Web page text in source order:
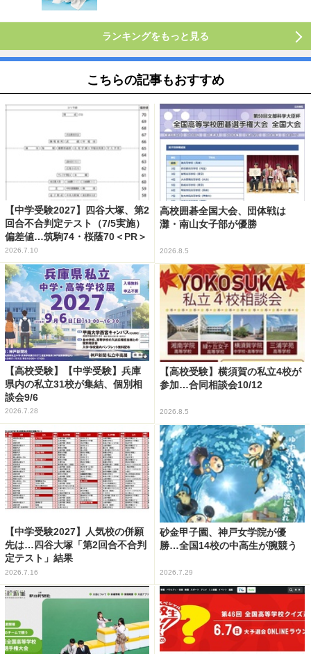
ランキングをもっと見る
こちらの記事もおすすめ
【中学受験2027】四谷大塚、第2
回合不合判定テスト（7/5実施）
偏差値…筑駒74・桜蔭70＜PR＞
2026.7.10
高校囲碁全国大会、団体戦は
灘・南山女子部が優勝
2026.8.5
【高校受験】【中学受験】兵庫
県内の私立31校が集結、個別相
談会9/6
2026.7.28
【高校受験】横須賀の私立4校が
参加…合同相談会10/12
2026.8.5
【中学受験2027】人気校の併願
先は…四谷大塚「第2回合不合判
定テスト」結果
2026.7.16
砂金甲子園、神戸女学院が優
勝…全国14校の中高生が腕競う
2026.7.29